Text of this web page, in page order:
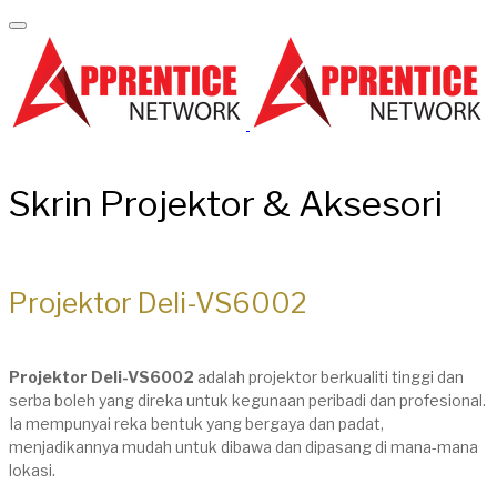
Skrin Projektor & Aksesori
Projektor Deli-VS6002
Projektor Deli-VS6002 adalah projektor berkualiti tinggi dan
serba boleh yang direka untuk kegunaan peribadi dan profesional.
Ia mempunyai reka bentuk yang bergaya dan padat,
menjadikannya mudah untuk dibawa dan dipasang di mana-mana
lokasi.